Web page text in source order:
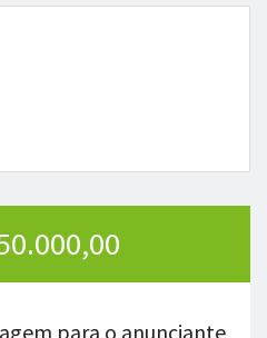
para o anunciante